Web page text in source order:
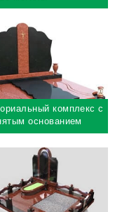
комплекс с
основанием